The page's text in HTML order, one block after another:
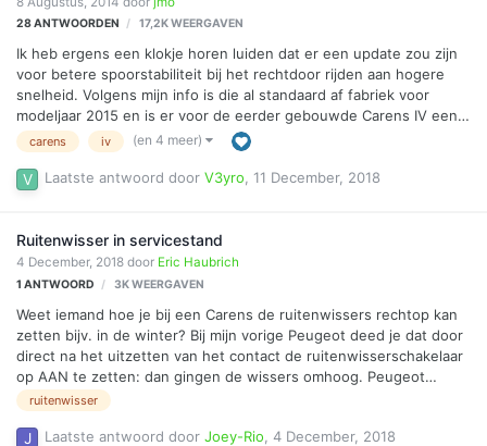
28ANTWOORDEN 17,2KWEERGAVEN
Ik heb ergens een klokje horen luiden dat er een update zou zijn
voor betere spoorstabiliteit bij het rechtdoor rijden aan hogere
snelheid. Volgens mijn info is die al standaard af fabriek voor
modeljaar 2015 en is er voor de eerder gebouwde Carens IV een
update. Weet iemand daar meer over?
Laatste antwoord door V3yro 11 December, 2018
carens iv (en 4 meer)
Ruitenwisser in servicestand
4 December, 2018 door Eric Haubrich
1 ANTWOORD 3KWEERGAVEN
Weet iemand hoe je bij een Carens de ruitenwissers rechtop kan
zetten bijv. in de winter? Bij mijn vorige Peugeot deed je dat door
direct na het uitzetten van het contact de ruitenwisserschakelaar
op AAN te zetten: dan gingen de wissers omhoog. Peugeot
noemde dat de "servicestand". De Carens doet dat niet en in het
Laatste antwoord door Joey-Rio 4 December, 2018
ruitenwisser